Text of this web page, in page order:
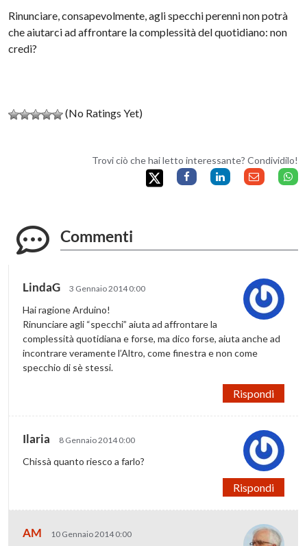
Rinunciare, consapevolmente, agli specchi perenni non potrà
che aiutarci ad affrontare la complessità del quotidiano: non
credi?
(No Ratings Yet)
Trovi ciò che hai letto interessante? Condividilo!
Commenti
LindaG 3 Gennaio 2014 0:00
Hai ragione Arduino!
Rinunciare agli “specchi” aiuta ad affrontare la
complessità quotidiana e forse, ma dico forse, aiuta anche ad
incontrare veramente l’Altro, come finestra e non come
specchio di sè stessi.
Rispondi
Ilaria 8 Gennaio 2014 0:00
Chissà quanto riesco a farlo?
Rispondi
AM 10 Gennaio 2014 0:00